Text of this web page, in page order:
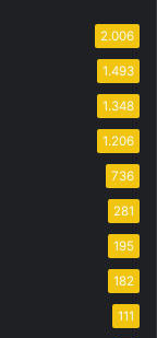
2.006
1.493
1.348
1.206
736
281
195
182
111